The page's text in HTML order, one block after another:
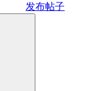
发布帖子